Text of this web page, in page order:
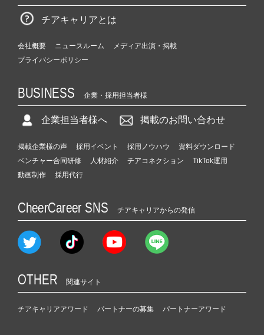
チアキャリアとは
会社概要 ニュースルーム
メディア出演・掲載
プライバシーポリシー
BUSINESS 企業・採用担当者様
企業担当者様へ 掲載のお問い合わせ
掲載企業様の声 採用イベント 採用ノウハウ
資料ダウンロード
ベンチャー合同研修
人材紹介 チアコネクション
TikTok運用
動画制作
採用代行
CheerCareer SNS チアキャリアからの発信
OTHER 関連サイト
チアキャリアアワード パートナーの募集 パートナーアワード